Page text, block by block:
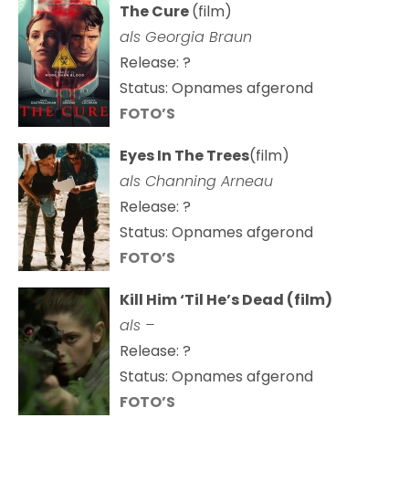
The Cure(film)
als Georgia Braun
Release: ?
Status: Opnames afgerond
FOTO’S
Eyes In The Trees(film)
als Channing Arneau
Release: ?
Status: Opnames afgerond
FOTO’S
Kill Him ‘Til He’s Dead (film)
als –
Release: ?
Status: Opnames afgerond
FOTO’S